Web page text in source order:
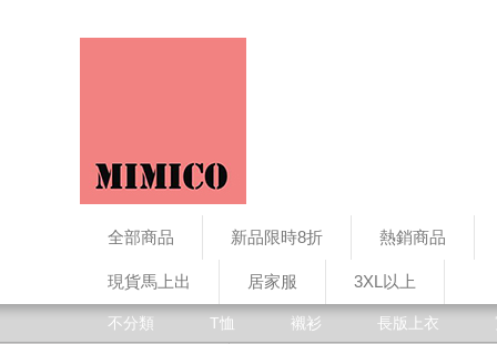
全部商品 新品限時8折 熱銷商品
現貨馬上出 居家服 3XL以上
不分類 T恤 襯衫 長版上衣